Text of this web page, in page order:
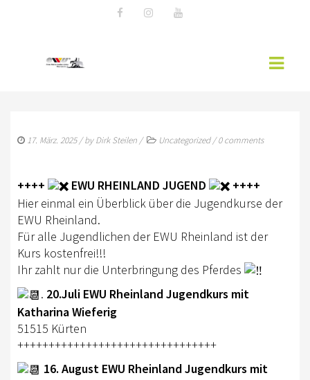
WESTERNREITER ONLINE
EWU-RHEINLAND
MITGLIED WERDEN
VORSTAND RHEINLAND
SPONSOREN
RHEINLAND-KADER 2025
17. März. 2025/ byDirk Steilen / Uncategorized/0 comments
++++ EWU RHEINLAND JUGEND
++++
Hier einmal ein Überblick über die Jugendkurse der
EWU Rheinland.
Für alle Jugendlichen der EWU Rheinland ist der
Kurs kostenfrei!!!
Ihr zahlt nur die Unterbringung des Pferdes
. 20.Juli EWU Rheinland Jugendkurs mit
Katharina Wieferig
51515 Kürten
++++++++++++++++++++++++++++++++
16. August EWU Rheinland Jugendkurs mit